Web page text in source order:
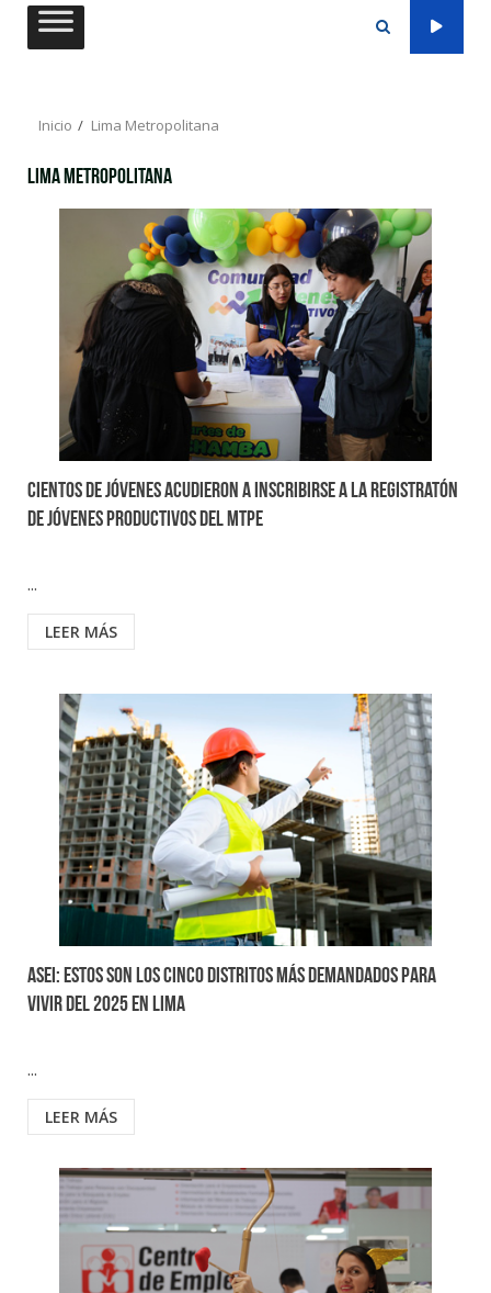
Saltar
Inicio Lima Metropolitana
Lima Metropolitana
Cientos de jóvenes acudieron a inscribirse a la Registratón
de Jóvenes Productivos del MTPE
...
LEER MÁS
ASEI: Estos son los cinco distritos más demandados para
vivir del 2025 en Lima
...
LEER MÁS